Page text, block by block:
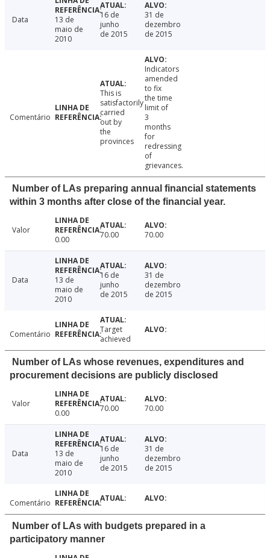
Data
13 de
maio de
2010
16 de
junho
de 2015
31 de
dezembro
de 2015
Comentário
This is
satisfactorily
carried
out by
the
provinces
Indicators
amended
to fix
the time
limit of
3
months
for
redressing
of
grievances.
Number of LAs preparing annual financial statements
within 3 months after close of the financial year.
Valor
0.00
70.00 70.00
Data
13 de
maio de
2010
16 de
junho
de 2015
31 de
dezembro
de 2015
Comentário
Target
achieved
Number of LAs whose revenues, expenditures and
procurement decisions are publicly disclosed
Valor
0.00
70.00 70.00
Data
13 de
maio de
2010
16 de
junho
de 2015
31 de
dezembro
de 2015
Comentário
Number of LAs with budgets prepared in a
participatory manner